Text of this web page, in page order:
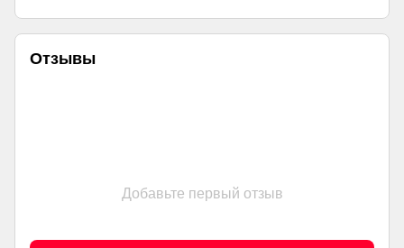
Отзывы
Добавьте первый отзыв